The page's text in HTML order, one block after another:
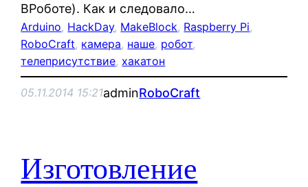
ВРоботе). Как и следовало…
Arduino, HackDay, MakeBlock, Raspberry Pi
RoboCraft, камера, наше, робот
телеприсутствие, хакатон
05.11.2014 15:21adminRoboCraft
Изготовление